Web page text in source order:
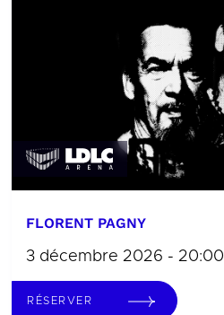
FLORENT PAGNY
3 décembre 2026 - 20:00
RÉSERVER